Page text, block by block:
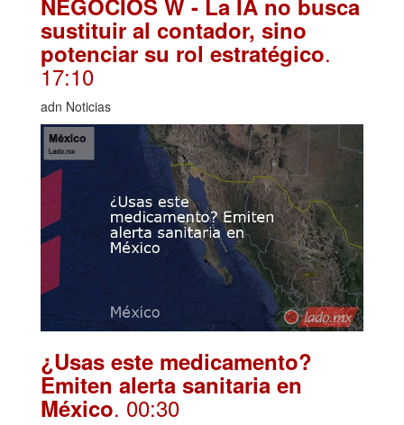
NEGOCIOS W - La IA no busca
sustituir al contador, sino
potenciar su rol estratégico.
17:10
adn Noticias
¿Usas este medicamento?
Emiten alerta sanitaria en
México. 00:30